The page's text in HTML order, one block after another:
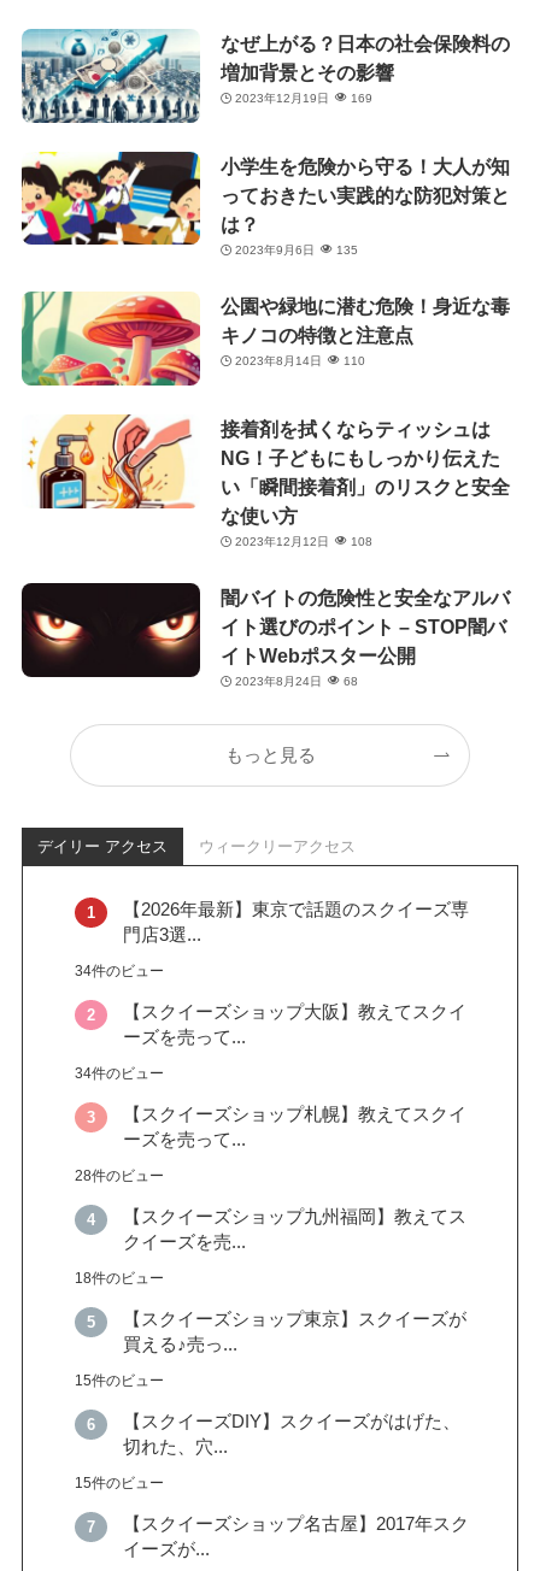
なぜ上がる？日本の社会保険料の
増加背景とその影響
2023年12月19日 169
小学生を危険から守る！大人が知
っておきたい実践的な防犯対策と
は？
2023年9月6日 135
公園や緑地に潜む危険！身近な毒
キノコの特徴と注意点
2023年8月14日 110
接着剤を拭くならティッシュは
NG！子どもにもしっかり伝えた
い「瞬間接着剤」のリスクと安全
な使い方
2023年12月12日 108
闇バイトの危険性と安全なアルバ
イト選びのポイント – STOP闇バ
イトWebポスター公開
2023年8月24日 68
もっと見る
デイリー アクセス ウィークリーアクセス
【2026年最新】東京で話題のスクイーズ専
門店3選...
34件のビュー
【スクイーズショップ大阪】教えてスクイ
ーズを売って...
34件のビュー
【スクイーズショップ札幌】教えてスクイ
ーズを売って...
28件のビュー
【スクイーズショップ九州福岡】教えてス
クイーズを売...
18件のビュー
【スクイーズショップ東京】スクイーズが
買える♪売っ...
15件のビュー
【スクイーズDIY】スクイーズがはげた、
切れた、穴...
15件のビュー
【スクイーズショップ名古屋】2017年スク
イーズが...